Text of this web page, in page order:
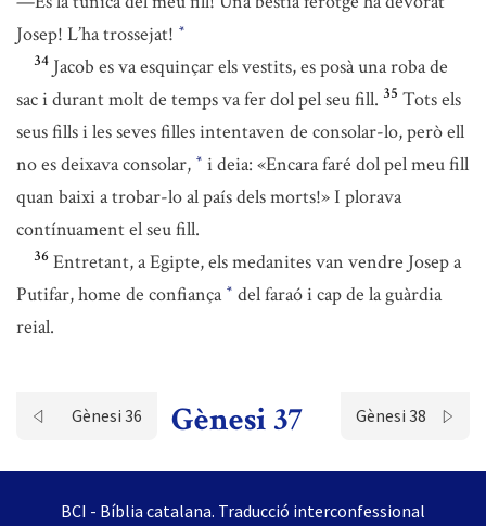
Josep! L’ha trossejat! *
34 Jacob es va esquinçar els vestits, es posà una roba de
sac i durant molt de temps va fer dol pel seu fill. 35 Tots els
seus fills i les seves filles intentaven de consolar-lo, però ell
no es deixava consolar, * i deia: «Encara faré dol pel meu fill
quan baixi a trobar-lo al país dels morts!» I plorava
contínuament el seu fill.
36 Entretant, a Egipte, els medanites van vendre Josep a
Putifar, home de confiança * del faraó i cap de la guàrdia
reial.
Gènesi 36 Gènesi 37 Gènesi 38
BCI - Bíblia catalana. Traducció interconfessional